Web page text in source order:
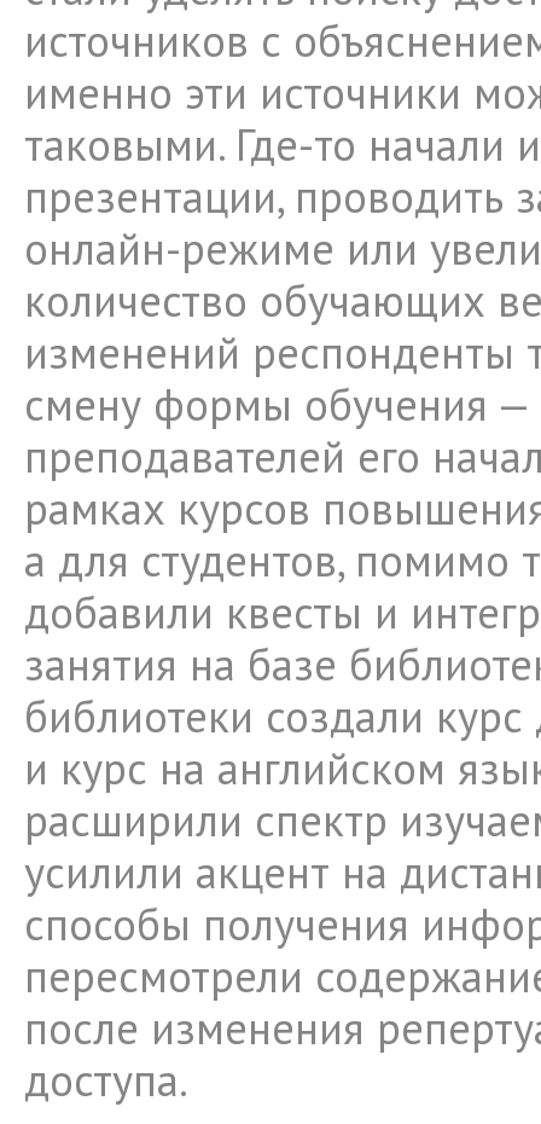
источников с
именно эти источники
таковыми. Где-то начали
презентации, проводить
онлайн-режиме или
количество обучающих
изменений респонденты
смену формы обучения —
преподавателей его
рамках курсов
а для студентов, помимо
добавили квесты и
занятия на базе
библиотеки создали
и курс на английском
расширили спектр
усилили акцент на
способы получения
пересмотрели
после изменения
доступа.